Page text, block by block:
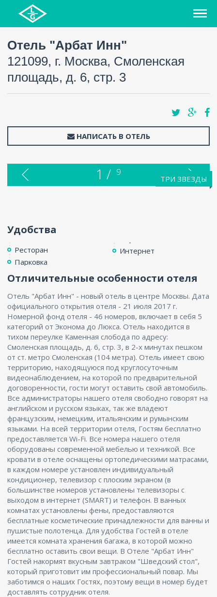
Отель "Арбат Инн"
121099, г. Москва, Смоленская
площадь, д. 6, стр. 3
НАПИСАТЬ В ОТЕЛЬ
ТРИ ЗВЕЗДЫ
1 / 9
Удобства
Ресторан
Парковка
Интернет
Отличительные особенности отеля
Отель "Арбат Инн" - новый отель в центре Москвы. Дата
официального открытия отеля - 21 июля 2017 г.
Номерной фонд отеля - 46 номеров, включает в себя 5
категорий от Эконома до Люкса. Отель находится в
тихом переулке Каменная слобода по адресу:
Смоленская площадь, д. 6, стр. 3, в 2-х минутах пешком
от ст. метро Смоленская (104 метра). Отель имеет свою
территорию, находящуюся под круглосуточным
видеонаблюдением, на которой по предварительной
договоренности, гости могут оставить свой автомобиль.
Все администраторы нашего отеля свободно говорят на
английском и русском языках, так же владеют
французским, немецким, итальянским и румынским
языками. На всей территории отеля, Гостям бесплатно
предоставляется Wi-Fi. Все номера нашего отеля
оборудованы современной мебелью и техникой. Все
кровати в отеле оснащены ортопедическими матрасами,
в каждом номере установлен индивидуальный
кондиционер, телевизор с плоским экраном (в
большинстве номеров установлены телевизоры с
выходом в интернет (SMART) и телефон. В ванных
комнатах установлены фены, предоставляются
бесплатные косметические принадлежности для ванны и
пушистые полотенца. Для удобства Гостей в отеле
имеется комната хранения багажа, в которой можно
бесплатно оставить свои вещи. В Отеле "Арбат Инн"
Гостей накормят вкусным завтраком "Шведский стол",
который приготовит им профессиональный повар. Мы
заботимся о наших Гостях, поэтому вещи в номер будет
доставлять сотрудник отеля.